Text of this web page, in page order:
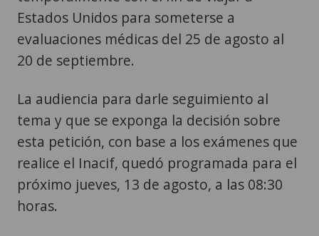
Estados Unidos para someterse a
evaluaciones médicas del 25 de agosto al
20 de septiembre.
La audiencia para darle seguimiento al
tema y que se exponga la decisión sobre
esta petición, con base a los exámenes que
realice el Inacif, quedó programada para el
próximo jueves, 13 de agosto, a las 08:30
horas.